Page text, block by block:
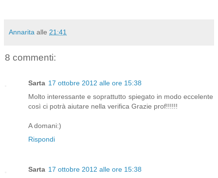
Annarita alle 21:41
8 commenti:
Sarta 17 ottobre 2012 alle ore 15:38
Molto interessante e soprattutto spiegato in modo eccelente
così ci potrà aiutare nella verifica Grazie prof!!!!!!
A domani:)
Rispondi
Sarta 17 ottobre 2012 alle ore 15:38